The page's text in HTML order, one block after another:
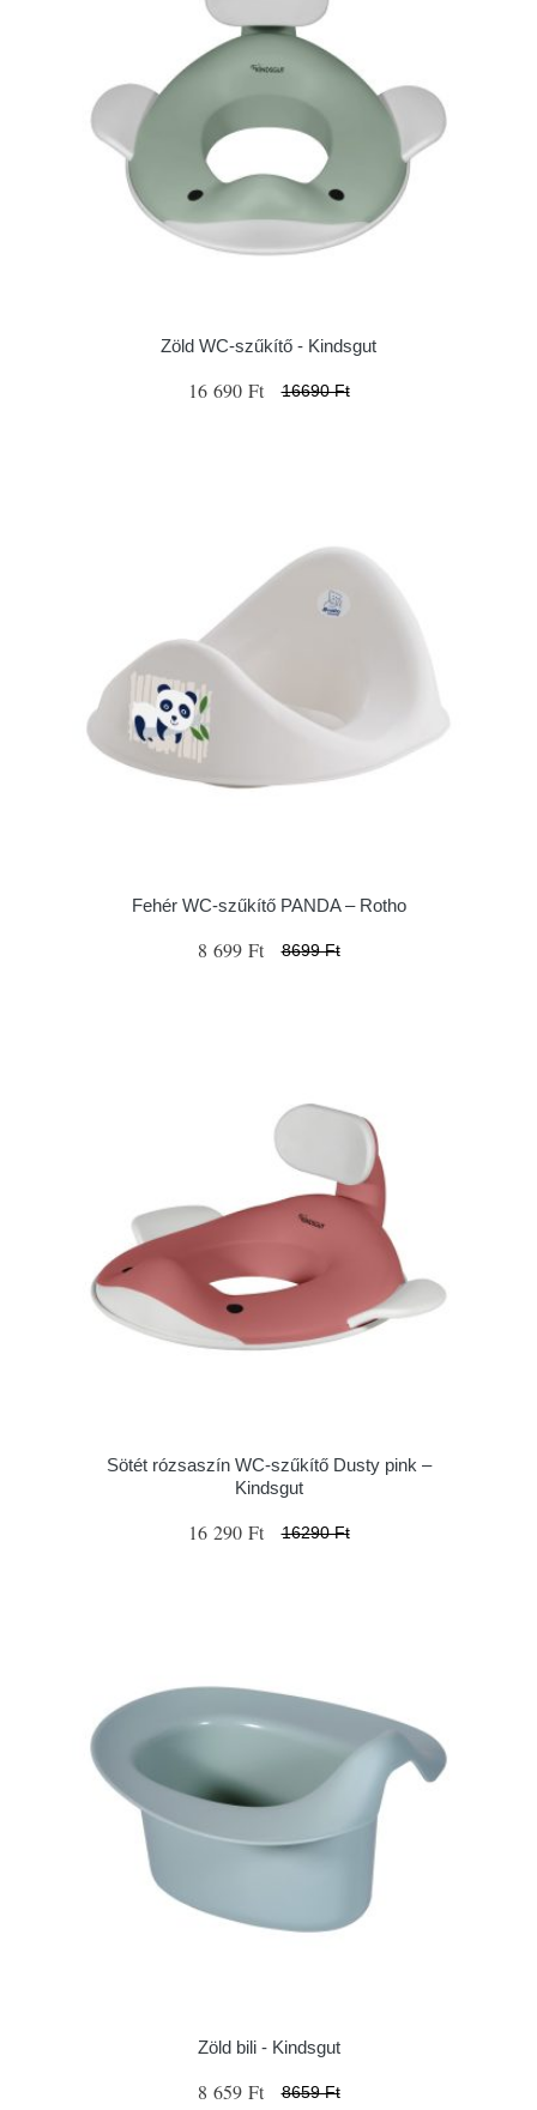
Zöld WC-szűkítő - Kindsgut
16 690 Ft 16690 Ft
Fehér WC-szűkítő PANDA – Rotho
8 699 Ft 8699 Ft
Sötét rózsaszín WC-szűkítő Dusty pink –
Kindsgut
16 290 Ft 16290 Ft
Zöld bili - Kindsgut
8 659 Ft 8659 Ft